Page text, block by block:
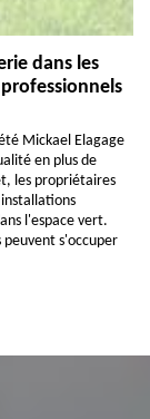
dans les
Mickael Elagage
en plus de
les propriétaires
l'espace vert.
peuvent s'occuper